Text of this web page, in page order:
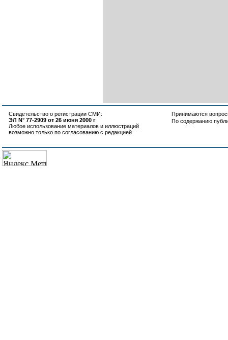
Свидетельство о регистрации СМИ:
ЭЛ N° 77-2909 от 26 июня 2000 г
Любое использование материалов и иллюстраций
возможно только по согласованию с редакцией
Принимаются
По содержанию